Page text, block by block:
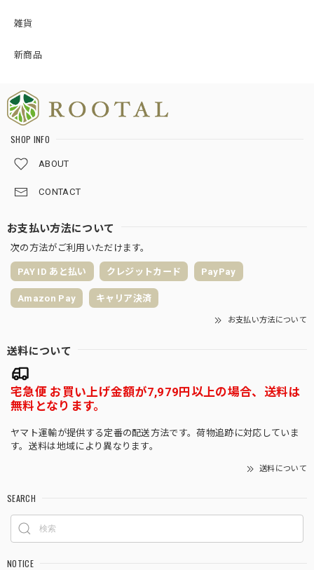
雑貨
新商品
SHOP INFO
ABOUT
CONTACT
お支払い方法について
次の方法がご利用いただけます。
PAY ID あと払い クレジットカード PayPay
Amazon Pay キャリア決済
お支払い方法について
送料について
宅急便 お買い上げ金額が7,979円以上の場合、送料は
無料となります。
ヤマト運輸が提供する定番の配送方法です。荷物追跡に対応していま
す。送料は地域により異なります。
送料について
SEARCH
NOTICE